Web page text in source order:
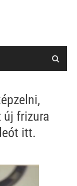
új frizura
itt.